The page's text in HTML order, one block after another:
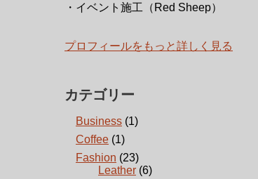
・イベント施工（Red Sheep）
プロフィールをもっと詳しく見る
カテゴリー
Business (1)
Coffee (1)
Fashion (23)
Leather (6)